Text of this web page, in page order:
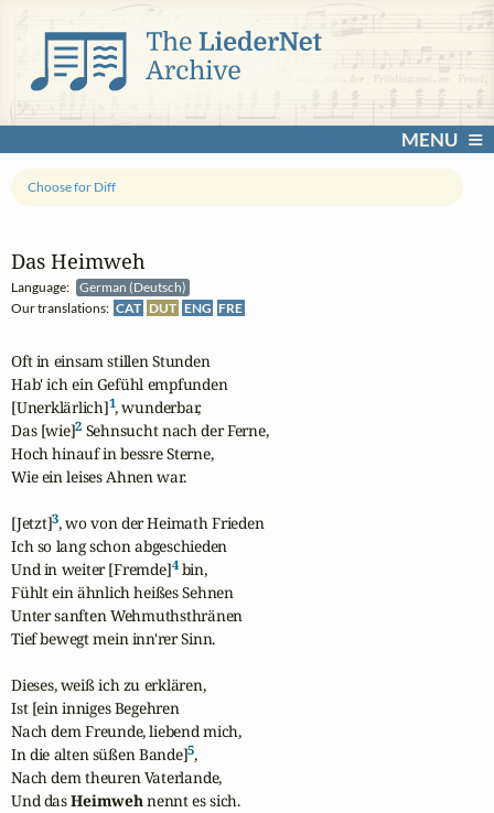
MENU
Das Heimweh
Language:
German (Deutsch)
Our translations: CAT DUT ENG FRE
Choose for Diff
Oft in einsam stillen Stunden
Hab' ich ein Gefühl empfunden
[Unerklärlich]1, wunderbar,
Das [wie]2 Sehnsucht nach der Ferne,
Hoch hinauf in bessre Sterne,
Wie ein leises Ahnen war.
[Jetzt]3, wo von der Heimath Frieden
Ich so lang schon abgeschieden
Und in weiter [Fremde]4 bin,
Fühlt ein ähnlich heißes Sehnen
Unter sanften Wehmuthsthränen
Tief bewegt mein inn'rer Sinn.
Dieses, weiß ich zu erklären,
Ist [ein inniges Begehren
Nach dem Freunde, liebend mich,
In die alten süßen Bande]5,
Nach dem theuren Vaterlande,
Und das Heimweh nennt es sich.